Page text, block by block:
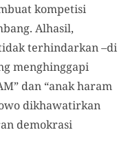
kompetisi
Alhasil,
terhindarkan –di
menghinggapi
dan “anak haram
dikhawatirkan
demokrasi